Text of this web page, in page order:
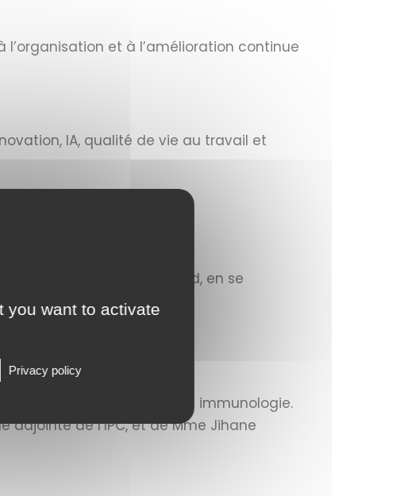
et à l’amélioration continue
IA, qualité de vie au travail et
:
de la région Sud, en se
de l’IPC.
d’innovations en immunologie.
adjointe de l’IPC, et de Mme Jihane
you want to activate
Privacy policy